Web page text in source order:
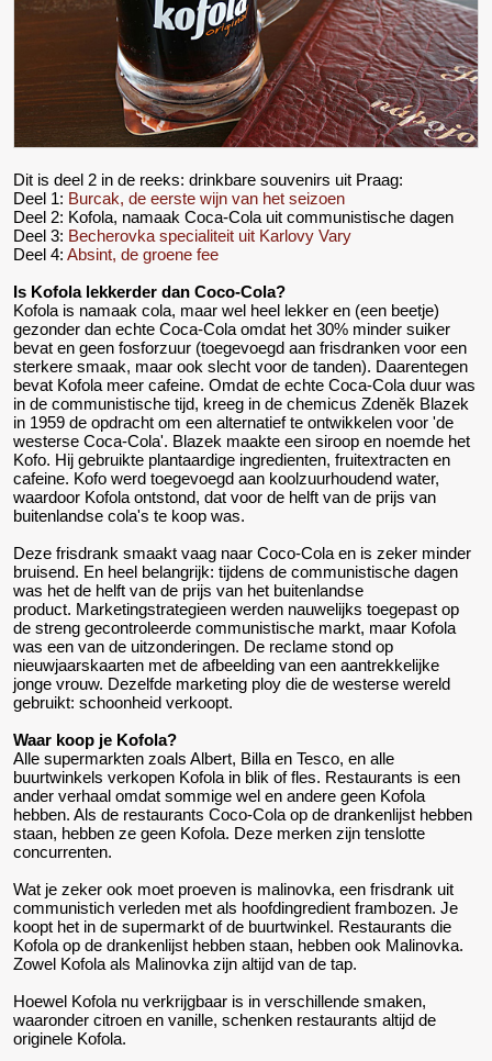
Dit is deel 2 in de reeks: drinkbare souvenirs uit Praag:
Deel 1: Burcak, de eerste wijn van het seizoen
Deel 2: Kofola, namaak Coca-Cola uit communistische dagen
Deel 3: Becherovka specialiteit uit Karlovy Vary
Deel 4: Absint, de groene fee
Is Kofola lekkerder dan Coco-Cola?
Kofola is namaak cola, maar wel heel lekker en (een beetje)
gezonder dan echte Coca-Cola omdat het 30% minder suiker
bevat en geen fosforzuur (toegevoegd aan frisdranken voor een
sterkere smaak, maar ook slecht voor de tanden). Daarentegen
bevat Kofola meer cafeine. Omdat de echte Coca-Cola duur was
in de communistische tijd, kreeg in de chemicus Zdeněk Blazek
in 1959 de opdracht om een alternatief te ontwikkelen voor 'de
westerse Coca-Cola'. Blazek maakte een siroop en noemde het
Kofo. Hij gebruikte plantaardige ingredienten, fruitextracten en
cafeine. Kofo werd toegevoegd aan koolzuurhoudend water,
waardoor Kofola ontstond, dat voor de helft van de prijs van
buitenlandse cola's te koop was.
Deze frisdrank smaakt vaag naar Coco-Cola en is zeker minder
bruisend. En heel belangrijk: tijdens de communistische dagen
was het de helft van de prijs van het buitenlandse
product. Marketingstrategieen werden nauwelijks toegepast op
de streng gecontroleerde communistische markt, maar Kofola
was een van de uitzonderingen. De reclame stond op
nieuwjaarskaarten met de afbeelding van een aantrekkelijke
jonge vrouw. Dezelfde marketing ploy die de westerse wereld
gebruikt: schoonheid verkoopt.
Waar koop je Kofola?
Alle supermarkten zoals Albert, Billa en Tesco, en alle
buurtwinkels verkopen Kofola in blik of fles. Restaurants is een
ander verhaal omdat sommige wel en andere geen Kofola
hebben. Als de restaurants Coco-Cola op de drankenlijst hebben
staan, hebben ze geen Kofola. Deze merken zijn tenslotte
concurrenten.
Wat je zeker ook moet proeven is malinovka, een frisdrank uit
communistich verleden met als hoofdingredient frambozen. Je
koopt het in de supermarkt of de buurtwinkel. Restaurants die
Kofola op de drankenlijst hebben staan, hebben ook Malinovka.
Zowel Kofola als Malinovka zijn altijd van de tap.
Hoewel Kofola nu verkrijgbaar is in verschillende smaken,
waaronder citroen en vanille, schenken restaurants altijd de
originele Kofola.